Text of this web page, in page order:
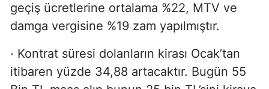
geçiş ücretlerine ortalama %22, MTV ve
damga vergisine %19 zam yapılmıştır.
· Kontrat süresi dolanların kirası Ocak’tan
itibaren yüzde 34,88 artacaktır. Bugün 55